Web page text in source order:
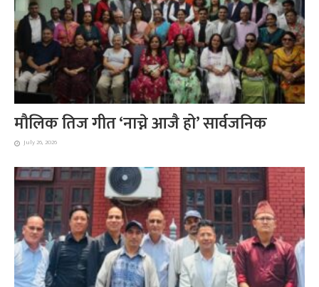
मौलिक तिज गीत ‘नाच्ने आजै हो’ सार्वजनिक
July 26, 2026